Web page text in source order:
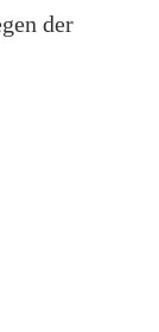
der